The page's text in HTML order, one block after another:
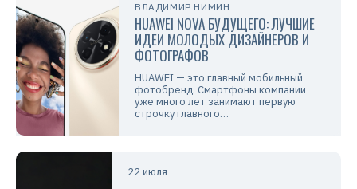
ВЛАДИМИР НИМИН
HUAWEI NOVA БУДУЩЕГО: ЛУЧШИЕ
ИДЕИ МОЛОДЫХ ДИЗАЙНЕРОВ И
ФОТОГРАФОВ
HUAWEI — это главный мобильный
фотобренд. Смартфоны компании
уже много лет занимают первую
строчку главного…
22 июля